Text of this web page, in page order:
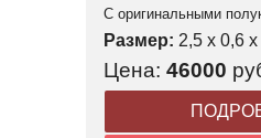
С оригинальными
Размер: 2,5 x 0,6
Цена: 46000